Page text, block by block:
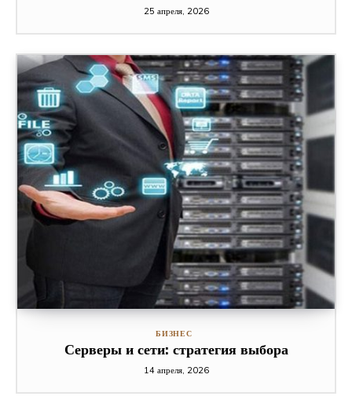
25 апреля, 2026
БИЗНЕС
Серверы и сети: стратегия выбора
14 апреля, 2026